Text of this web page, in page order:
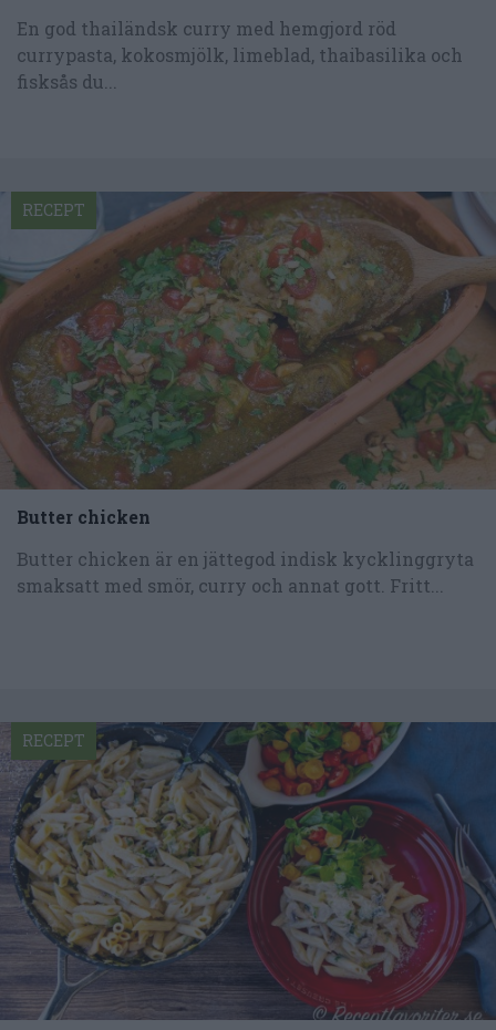
En god thailändsk curry med hemgjord röd
currypasta, kokosmjölk, limeblad, thaibasilika och
fisksås du...
Butter chicken
Butter chicken är en jättegod indisk kycklinggryta
smaksatt med smör, curry och annat gott. Fritt...
RECEPT
RECEPT